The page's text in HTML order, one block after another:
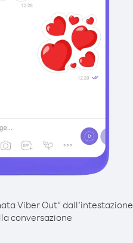
Viber Out” dall’intestazione
conversazione